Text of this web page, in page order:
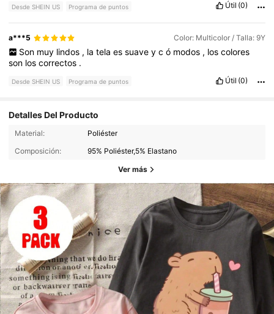
Desde SHEIN US Programa de puntos Útil (0)
a***5 Color: Multicolor / Talla: 9Y
Son muy lindos , la tela es suave y c ó modos , los colores
son loscorrectos .
Desde SHEIN US Programa de puntos Útil (0)
Detalles Del Producto
Material:
Poliéster
Composición:
95% Poliéster,5% Elastano
Ver más